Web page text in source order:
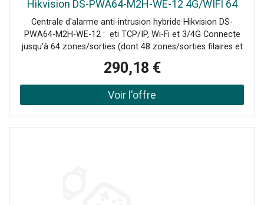
Hikvision DS-PWA64-M2H-WE-12 4G/WIFI 64
zones 302402023
Centrale d'alarme anti-intrusion hybride Hikvision DS-
PWA64-M2H-WE-12 : eti TCP/IP, Wi-Fi et 3/4G Connecte
jusqu'à 64 zones/sorties (dont 48 zones/sorties filaires et
répéteurs, 6 sirènes, 8 lecteurs d'étiquettes et claviers.
Prend en charge jusqu'à 48 utilisateurs du réseau, dont 1
installateur, 1 administrateur et 46 utilisateurs normaux.
290,18 €